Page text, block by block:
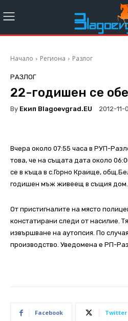
Начало Региона Разлог
РАЗЛОГ
22-годишен се
By Екип Blagoevgrad.EU 2012-11-
Вчера около 07:55 часа в РУП-
това, че на същата дата около
се в къща в с.Горно Краище,
годишен мъж живеещ в същия дом.
От пристигналите на място
констатирани следи от насилие.
извършване на аутопсия. По
производство. Уведомена е РП-
Facebook Twitter